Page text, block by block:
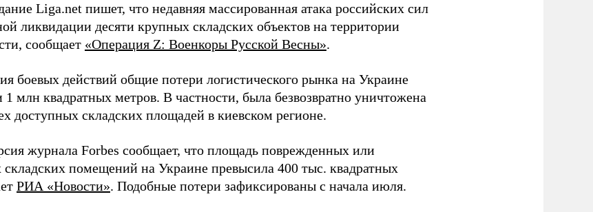
Liga.net пишет, что недавняя массированная атака российских сил
ликвидации десяти крупных складских объектов на территории
сообщает «Операция Z: Военкоры Русской Весны».
боевых действий общие потери логистического рынка на Украине
млн квадратных метров. В частности, была безвозвратно уничтожена
доступных складских площадей в киевском регионе.
журнала Forbes сообщает, что площадь поврежденных или
помещений на Украине превысила 400 тыс. квадратных
РИА «Новости». Подобные потери зафиксированы с начала июля.